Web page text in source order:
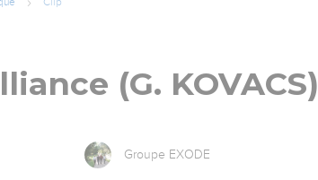
(G. KOVACS)
Groupe EXODE